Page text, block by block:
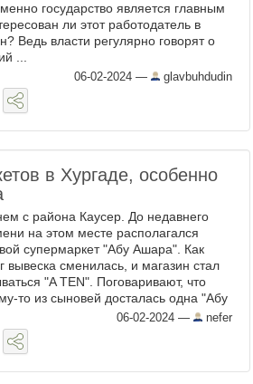
государство является главным
ли этот работодатель в
Ведь власти регулярно говорят о
...
06-02-2024 — glavbuhdudin
в Хургаде, особенно
с района Каусер. До недавнего
на этом месте располагался
супермаркет "Абу Ашара". Как
вывеска сменилась, и магазин стал
"A TEN". Поговаривают, что
то из сыновей досталась одна "Абу
и он решил выделиться. Но это
слухи. Abu ...
06-02-2024 — nefer